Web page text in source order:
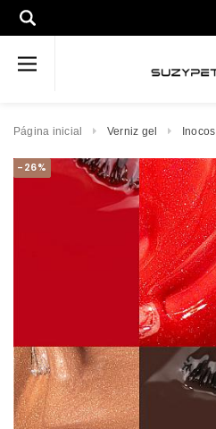
Página inicial Verniz gel Inocos
-26%